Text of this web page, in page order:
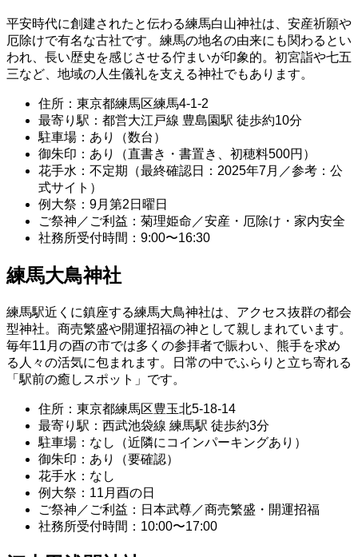
平安時代に創建されたと伝わる練馬白山神社は、安産祈願や
厄除けで有名な古社です。練馬の地名の由来にも関わるとい
われ、長い歴史を感じさせる佇まいが印象的。初宮詣や七五
三など、地域の人生儀礼を支える神社でもあります。
住所：東京都練馬区練馬4-1-2
最寄り駅：都営大江戸線 豊島園駅 徒歩約10分
駐車場：あり（数台）
御朱印：あり（直書き・書置き、初穂料500円）
花手水：不定期（最終確認日：2025年7月／参考：公
式サイト）
例大祭：9月第2日曜日
ご祭神／ご利益：菊理姫命／安産・厄除け・家内安全
社務所受付時間：9:00〜16:30
練馬大鳥神社
練馬駅近くに鎮座する練馬大鳥神社は、アクセス抜群の都会
型神社。商売繁盛や開運招福の神として親しまれています。
毎年11月の酉の市では多くの参拝者で賑わい、熊手を求め
る人々の活気に包まれます。日常の中でふらりと立ち寄れる
「駅前の癒しスポット」です。
住所：東京都練馬区豊玉北5-18-14
最寄り駅：西武池袋線 練馬駅 徒歩約3分
駐車場：なし（近隣にコインパーキングあり）
御朱印：あり（要確認）
花手水：なし
例大祭：11月酉の日
ご祭神／ご利益：日本武尊／商売繁盛・開運招福
社務所受付時間：10:00〜17:00